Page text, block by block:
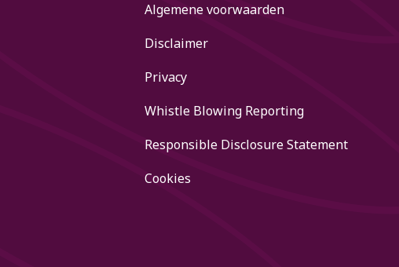
Algemene voorwaarden
Disclaimer
Privacy
Whistle Blowing Reporting
Responsible Disclosure Statement
Cookies